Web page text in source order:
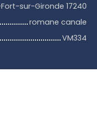
sur-Gironde 17240
romane canale
VM334